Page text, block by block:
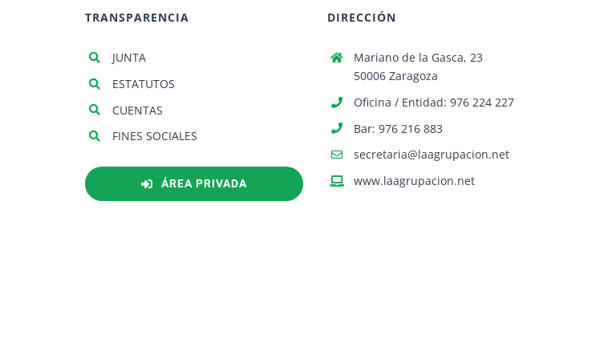
TRANSPARENCIA
JUNTA
ESTATUTOS
CUENTAS
FINES SOCIALES
ÁREA PRIVADA
DIRECCIÓN
Mariano de la Gasca, 23
50006 Zaragoza
Oficina / Entidad: 976 224 227
Bar: 976 216 883
secretaria@laagrupacion.net
www.laagrupacion.net